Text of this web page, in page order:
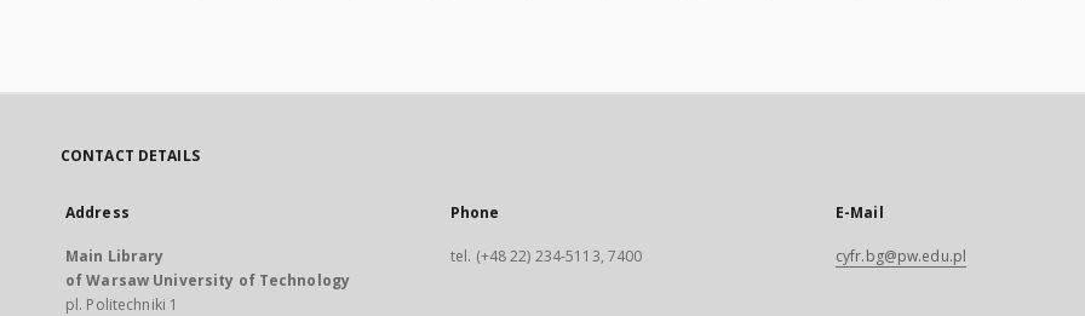
CONTACT DETAILS
Address
Main Library
of Warsaw University of Technology
pl. Politechniki 1
Phone
tel. (+48 22) 234-5113, 7400
E-Mail
cyfr.bg@pw.edu.pl